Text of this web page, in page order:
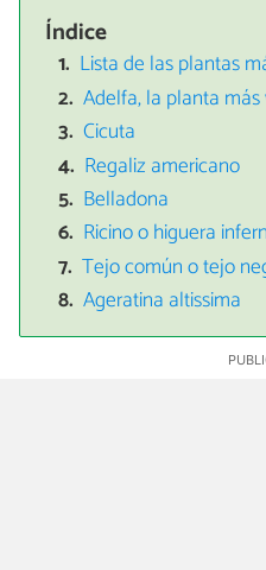
Índice
Lista de las plantas
Adelfa, la planta
Cicuta
Regaliz americano
Belladona
Ricino o higuera
Tejo común o tejo
Ageratina altissima